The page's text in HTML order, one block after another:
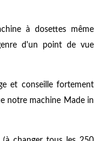
à dosettes même
d'un point de vue
et conseille fortement
notre machine Made in